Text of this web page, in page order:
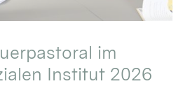
im
Institut 2026